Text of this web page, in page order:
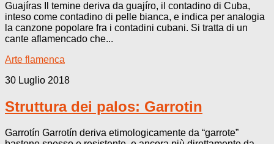
Guajíras Il temine deriva da guajíro, il contadino di Cuba,
inteso come contadino di pelle bianca, e indica per analogia
la canzone popolare fra i contadini cubani. Si tratta di un
cante aflamencado che...
Arte flamenca
30 Luglio 2018
Struttura dei palos: Garrotin
Garrotín Garrotín deriva etimologicamente da “garrote”